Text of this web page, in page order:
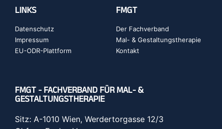
LINKS
Datenschutz
Impressum
EU-ODR-Plattform
FMGT
Der Fachverband
Mal- & Gestaltungstherapie
Kontakt
FMGT - FACHVERBAND FÜR MAL- &
GESTALTUNGSTHERAPIE
Sitz: A-1010 Wien, Werdertorgasse 12/3